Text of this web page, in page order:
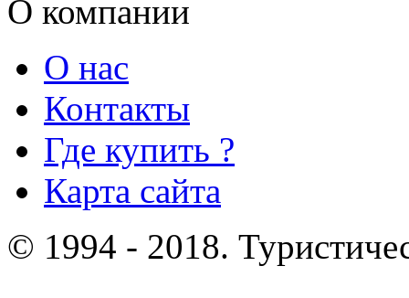
О компании
О нас
Контакты
Где купить ?
Карта сайта
© 1994 - 2018.